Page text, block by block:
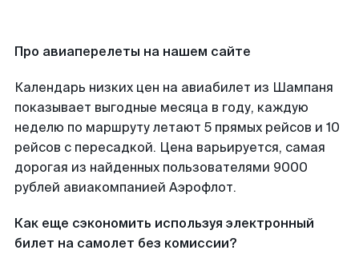
Про авиаперелеты на нашем сайте
Календарь низких цен на авиабилет из Шампаня
показывает выгодные месяца в году, каждую
неделю по маршруту летают 5 прямых рейсов и 10
рейсов с пересадкой. Цена варьируется, самая
дорогая из найденных пользователями 9000
рублей авиакомпанией Аэрофлот.
Как еще сэкономить используя электронный
билет на самолет без комиссии?